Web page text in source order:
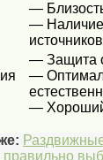
—
—
— Защита
—
—